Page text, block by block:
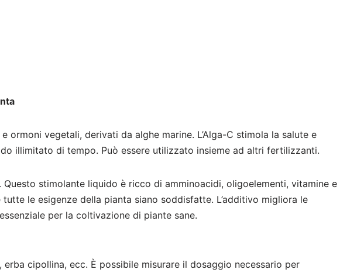
ormoni vegetali, derivati da alghe marine. L’Alga-C stimola la salute e
illimitato di tempo. Può essere utilizzato insieme ad altri fertilizzanti.
stimolante liquido è ricco di amminoacidi, oligoelementi, vitamine e
le esigenze della pianta siano soddisfatte. L’additivo migliora le
per la coltivazione di piante sane.
cipollina, ecc. È possibile misurare il dosaggio necessario per